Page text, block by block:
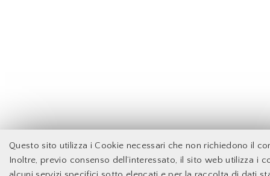
Questo sito utilizza i Cookie necessari che non richiedono il
Inoltre, previo consenso dell’interessato, il sito web utilizza i